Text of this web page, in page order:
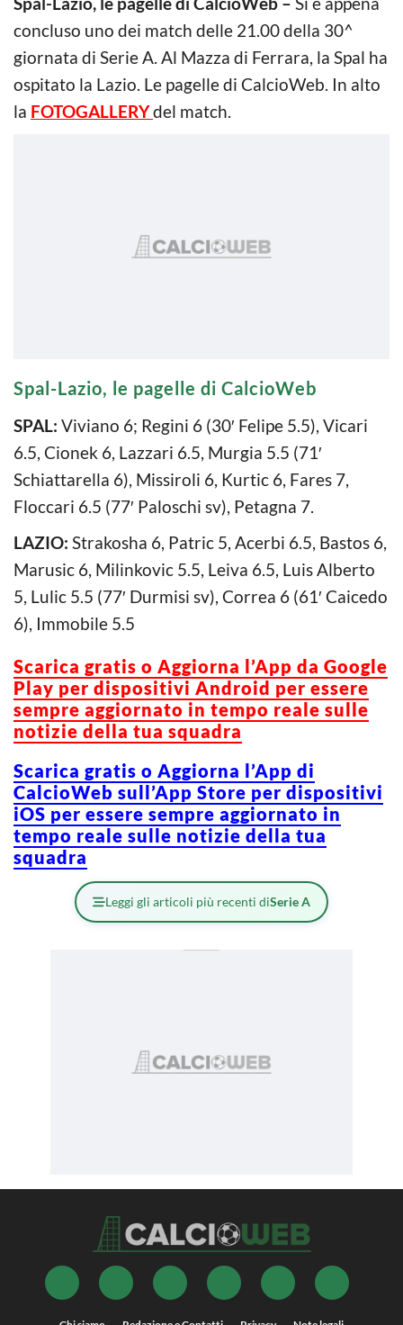
concluso uno dei match delle 21.00 della 30^
giornata di Serie A. Al Mazza di Ferrara, la Spal ha
ospitato la Lazio. Le pagelle di CalcioWeb. In alto
la FOTOGALLERYdel match.
Spal-Lazio, le pagelle di CalcioWeb
SPAL: Viviano 6; Regini 6 (30′ Felipe 5.5), Vicari
6.5, Cionek 6, Lazzari 6.5, Murgia 5.5 (71′
Schiattarella 6), Missiroli 6, Kurtic 6, Fares 7,
Floccari 6.5 (77′ Paloschi sv), Petagna 7.
LAZIO: Strakosha 6, Patric 5, Acerbi 6.5, Bastos 6,
Marusic 6, Milinkovic 5.5, Leiva 6.5, Luis Alberto
5, Lulic 5.5 (77′ Durmisi sv), Correa 6 (61′ Caicedo
6), Immobile 5.5
Scarica gratis o Aggiorna l’App da Google
Play per dispositivi Android per essere
sempre aggiornato in tempo reale sulle
notizie della tua squadra
Scarica gratis o Aggiorna l’App di
CalcioWeb sull’App Store per dispositivi
iOS per essere sempre aggiornato in
tempo reale sulle notizie della tua
squadra
Leggi gli articoli più recenti diSerie A